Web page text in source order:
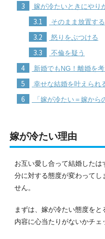
3 嫁が冷たいときにやり
3.1 そのまま放置する
3.2 怒りをぶつける
3.3 不倫を疑う
4 新婚でもNG！離婚を
5 幸せな結婚を叶えられ
6 「嫁が冷たい＝嫁から
嫁が冷たい理由
お互い愛し合って結婚した
分に対する態度が変わってし
せん。
まずは、嫁が冷たい態度を
内容に心当たりがないかチェ